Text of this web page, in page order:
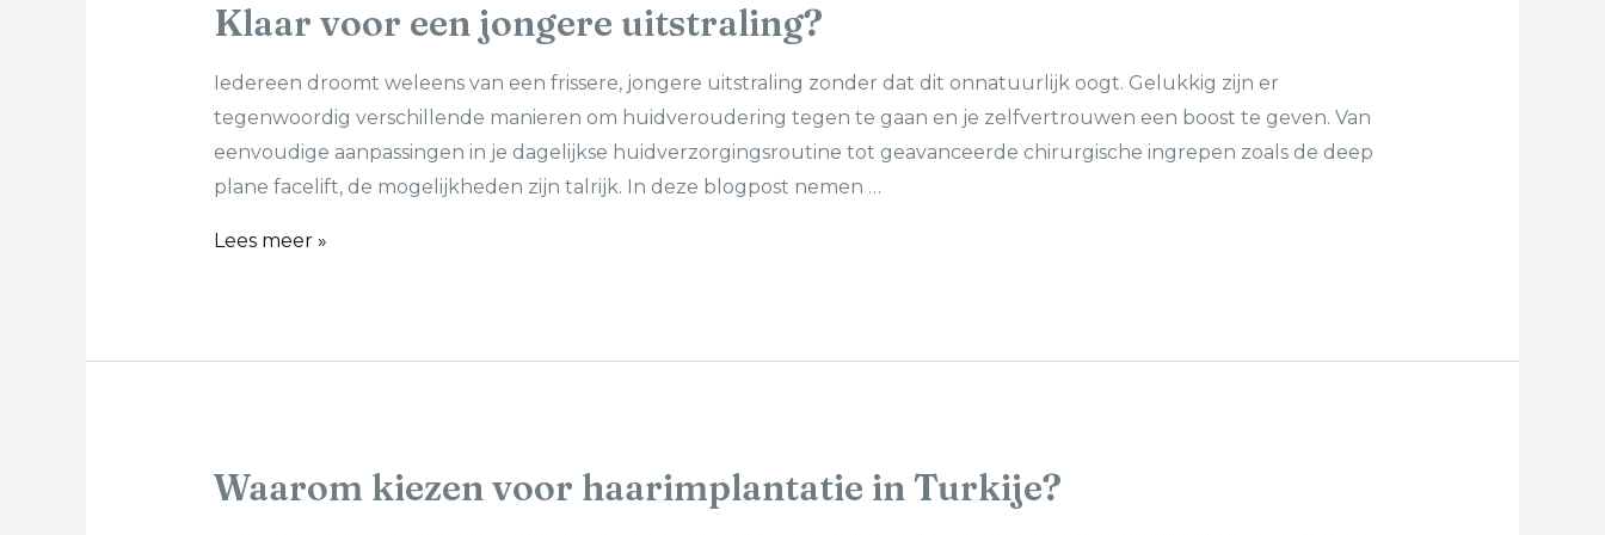
Klaar voor een jongere uitstraling?
Iedereen droomt weleens van een frissere, jongere uitstraling zonder dat dit onnatuurlijk oogt. Gelukkig zijn er
tegenwoordig verschillende manieren om huidveroudering tegen te gaan en je zelfvertrouwen een boost te geven. Van
eenvoudige aanpassingen in je dagelijkse huidverzorgingsroutine tot geavanceerde chirurgische ingrepen zoals de deep
plane facelift, de mogelijkheden zijn talrijk. In deze blogpost nemen …
Lees meer »
Waarom kiezen voor haarimplantatie in Turkije?